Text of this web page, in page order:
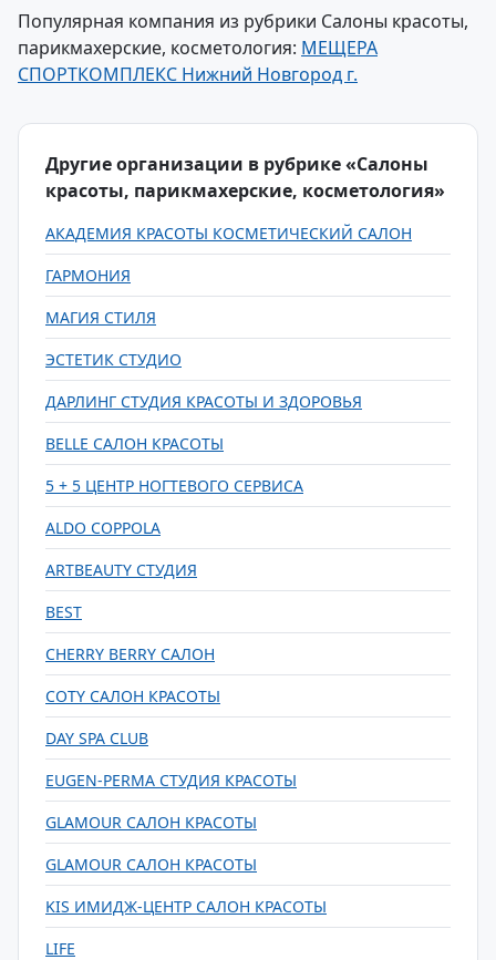
Популярная компания из рубрики Салоны красоты,
парикмахерские, косметология: МЕЩЕРА
СПОРТКОМПЛЕКС Нижний Новгород г.
Другие организации в рубрике «Салоны
красоты, парикмахерские, косметология»
АКАДЕМИЯ КРАСОТЫ КОСМЕТИЧЕСКИЙ САЛОН
ГАРМОНИЯ
МАГИЯ СТИЛЯ
ЭСТЕТИК СТУДИО
ДАРЛИНГ СТУДИЯ КРАСОТЫ И ЗДОРОВЬЯ
BELLE САЛОН КРАСОТЫ
5 + 5 ЦЕНТР НОГТЕВОГО СЕРВИСА
ALDO COPPOLA
ARTBEAUTY СТУДИЯ
BEST
CHERRY BERRY САЛОН
COTY САЛОН КРАСОТЫ
DAY SPA CLUB
EUGEN-PERMA СТУДИЯ КРАСОТЫ
GLAMOUR САЛОН КРАСОТЫ
GLAMOUR САЛОН КРАСОТЫ
KIS ИМИДЖ-ЦЕНТР САЛОН КРАСОТЫ
LIFE